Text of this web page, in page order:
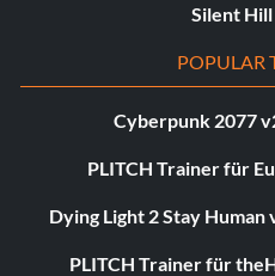
Silent Hill
POPULAR
Cyberpunk 2077
PLITCH Trainer für
Dying Light 2 Stay
PLITCH Trainer für